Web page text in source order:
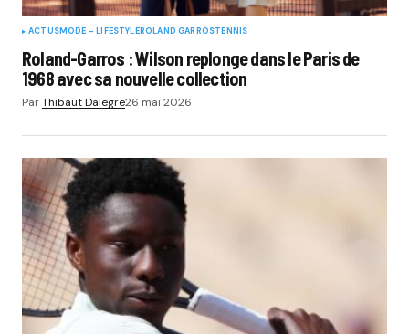
ACTUSMODE - LIFESTYLEROLAND GARROSTENNIS
Roland-Garros : Wilson replonge dans le Paris de
1968 avec sa nouvelle collection
ParThibaut Dalegre26 mai 2026